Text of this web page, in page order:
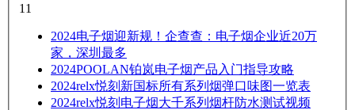
11
2024电子烟迎新规！企查查：电子烟企业近20万
家，深圳最多​
2024POOLAN铂岚电子烟产品入门指导攻略
2024relx悦刻新国标所有系列烟弹口味图一览表
2024relx悦刻电子烟大千系列烟杆防水测试视频